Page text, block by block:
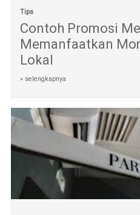
Tips
Contoh Promosi
Memanfaatkan
Lokal
» selengkapnya